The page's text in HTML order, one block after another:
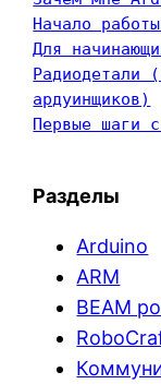
Начало
Для
Радиодетали
ардуинщиков)
Первые шаги
Разделы
Arduino
ARM
BEAM